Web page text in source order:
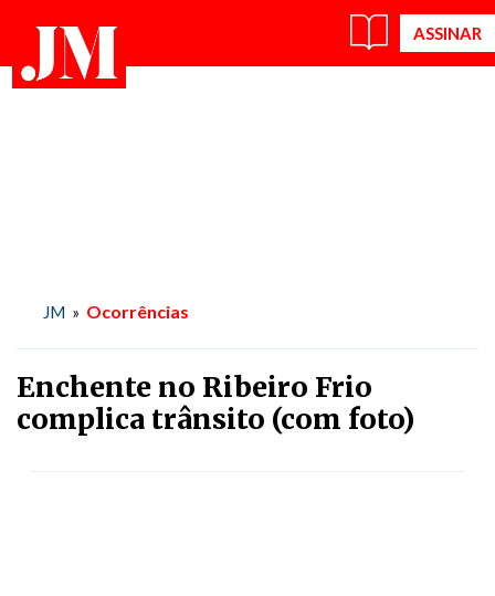
JM » Ocorrências
Enchente no Ribeiro Frio
complica trânsito (com foto)